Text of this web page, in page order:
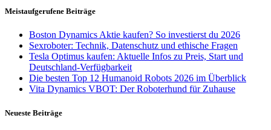
Meistaufgerufene Beiträge
Boston Dynamics Aktie kaufen? So investierst du 2026
Sexroboter: Technik, Datenschutz und ethische Fragen
Tesla Optimus kaufen: Aktuelle Infos zu Preis, Start und
Deutschland-Verfügbarkeit
Die besten Top 12 Humanoid Robots 2026 im Überblick
Vita Dynamics VBOT: Der Roboterhund für Zuhause
Neueste Beiträge